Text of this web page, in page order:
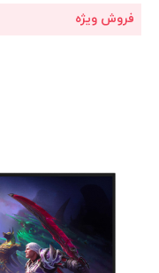
فروش ویژه